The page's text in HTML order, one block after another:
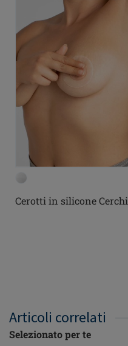
Cerotti in silicone Cerchi
Articoli correlati
Selezionato per te